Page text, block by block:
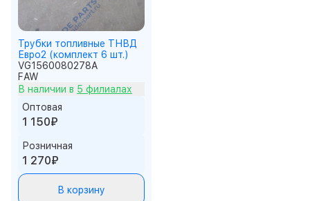
Трубки топливные ТНВД
Евро2 (комплект 6 шт.)
VG1560080278A
FAW
В наличии в 5 филиалах
Оптовая
1 150₽
Розничная
1 270₽
В корзину